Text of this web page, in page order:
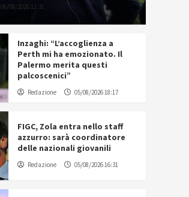
06/08/2026 11:31
Inzaghi: “L’accoglienza a
Perth mi ha emozionato. Il
Palermo merita questi
palcoscenici”
Redazione 05/08/2026 18:17
FIGC, Zola entra nello staff
azzurro: sarà coordinatore
delle nazionali giovanili
Redazione 05/08/2026 16:31